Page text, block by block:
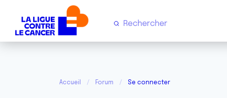
Accueil Forum Se connecter